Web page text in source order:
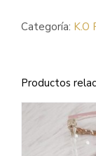
Categoría: K.O
Productos